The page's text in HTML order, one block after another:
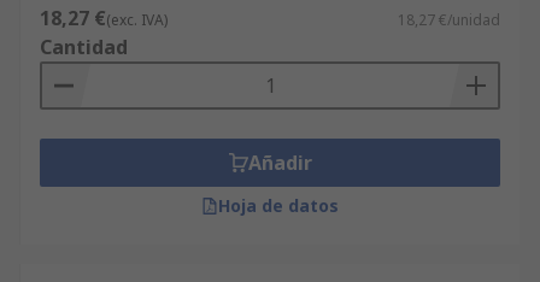
18,27 €(exc. IVA) 18,27 €/unidad
Cantidad
Añadir
Hoja de datos